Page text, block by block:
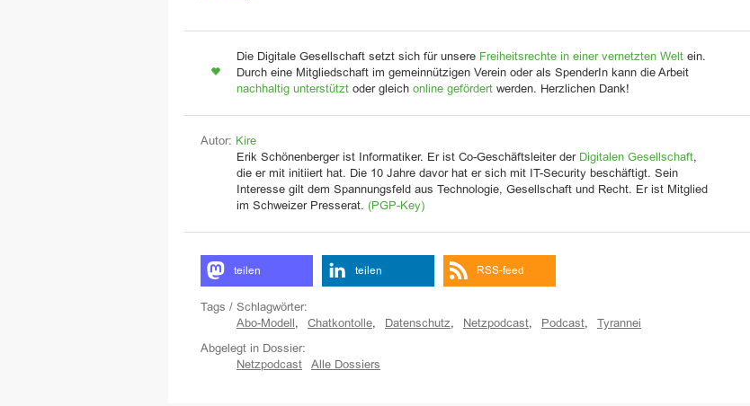
Die Digitale Gesellschaft setzt sich für unsere Freiheitsrechte in einer vernetzten Welt ein.
Durch eine Mitgliedschaft im gemeinnützigen Verein oder als SpenderIn kann die Arbeit
nachhaltig unterstützt oder gleich online gefördert werden. Herzlichen Dank!
Autor: Kire
Erik Schönenberger ist Informatiker. Er ist Co-Geschäftsleiter der Digitalen Gesellschaft,
die er mit initiiert hat. Die 10 Jahre davor hat er sich mit IT-Security beschäftigt. Sein
Interesse gilt dem Spannungsfeld aus Technologie, Gesellschaft und Recht. Er ist Mitglied
im Schweizer Presserat. (PGP-Key)
teilen teilen RSS-feed
Tags / Schlagwörter:
Abo-Modell , Chatkontolle, Datenschutz, Netzpodcast, Podcast, Tyrannei
Abgelegt in Dossier:
Netzpodcast
Alle Dossiers